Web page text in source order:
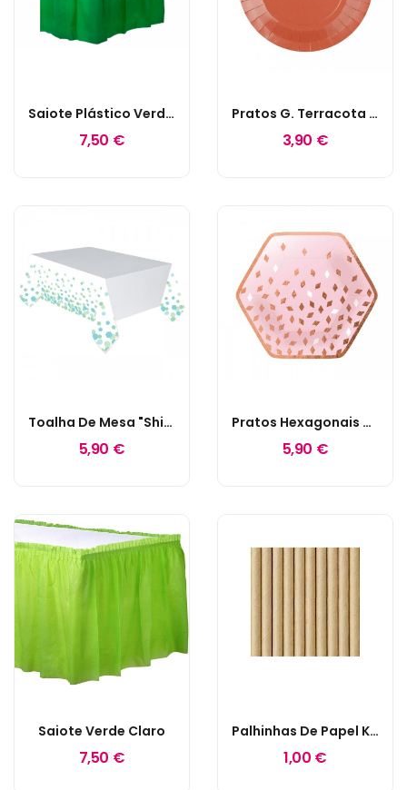
Saiote Plástico Verde Escuro
7,50 €
Pratos G. Terracota / Tijolo
3,90 €
Toalha De Mesa "Shimmering Party"
5,90 €
Pratos Hexagonais Rose Gold
5,90 €
Saiote Verde Claro
7,50 €
Palhinhas De Papel Kraft
1,00 €